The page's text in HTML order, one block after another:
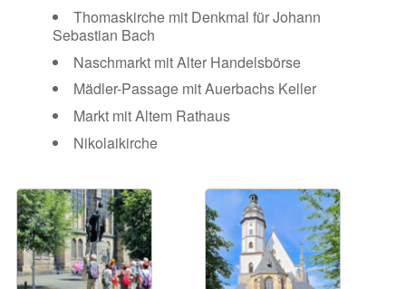
Thomaskirche mit Denkmal für Johann
Sebastian Bach
Naschmarkt mit Alter Handelsbörse
Mädler-Passage mit Auerbachs Keller
Markt mit Altem Rathaus
Nikolaikirche